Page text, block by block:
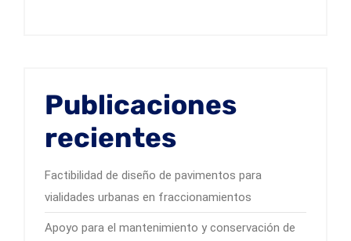
Publicaciones
recientes
Factibilidad de diseño de pavimentos para
vialidades urbanas en fraccionamientos
Apoyo para el mantenimiento y conservación de